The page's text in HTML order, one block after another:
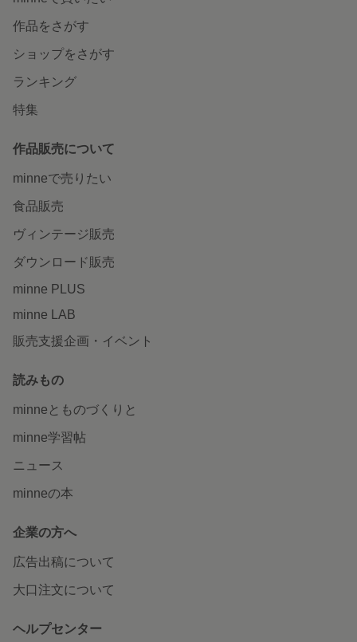
作品をさがす
ショップをさがす
ランキング
特集
作品販売について
minneで売りたい
食品販売
ヴィンテージ販売
ダウンロード販売
minne PLUS
minne LAB
販売支援企画・イベント
読みもの
minneとものづくりと
minne学習帖
ニュース
minneの本
企業の方へ
広告出稿について
大口注文について
ヘルプセンター